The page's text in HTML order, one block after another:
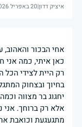
איציק דדון|20 באפריל 2026
אחי הבכור והאהוב,
כאן איתי, כמה אני
רק היית לצידי הכל
בחיוך ובצחוק
יחגוג בר מצווה
אלא רק ברוחך. אני
מתגעגעת וכואבת